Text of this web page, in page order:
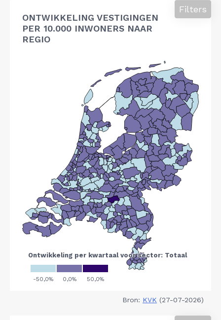
ONTWIKKELING VESTIGINGEN
PER 10.000 INWONERS NAAR
REGIO
Filters
Bron: KVK (27-07-2026)